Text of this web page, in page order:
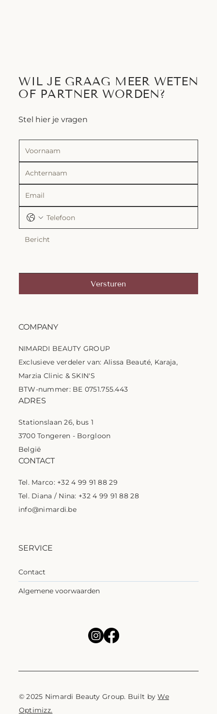
WIL JE GRAAG MEER WETEN
OF PARTNER WORDEN?
Stel hier je vragen
Versturen
© 2025 Nimardi Beauty Group. Built byWe
Optimizz.
SERVICE
Contact
Algemene voorwaarden
COMPANY
NIMARDI BEAUTY GROUP
Exclusieve verdeler van: Alissa Beauté, Karaja,
Marzia Clinic & SKIN'S
BTW-nummer: BE 0751.755.443
ADRES
Stationslaan 26, bus 1
3700 Tongeren - Borgloon
België
CONTACT
Tel. Marco: +32 4 99 91 88 29
Tel. Diana / Nina: +32 4 99 91 88 28
info@nimardi.be